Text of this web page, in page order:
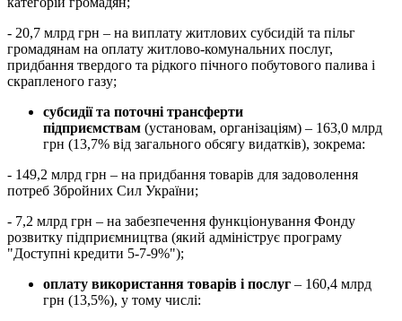
- 20,7 млрд грн – на виплату житлових субсидій та пільг
громадянам на оплату житлово-комунальних послуг,
придбання твердого та рідкого пічного побутового палива і
скрапленого газу;
субсидії та поточні трансферти
підприємствам (установам, організаціям) – 163,0 млрд
грн (13,7% від загального обсягу видатків), зокрема:
- 149,2 млрд грн – на придбання товарів для задоволення
потреб Збройних Сил України;
- 7,2 млрд грн – на забезпечення функціонування Фонду
розвитку підприємництва (який адмініструє програму
"Доступні кредити 5-7-9%");
оплату використання товарів і послуг – 160,4 млрд
грн (13,5%), у тому числі: